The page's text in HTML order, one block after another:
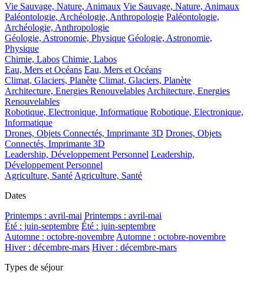
Vie Sauvage, Nature, Animaux Vie Sauvage, Nature, Animaux
Paléontologie, Archéologie, Anthropologie Paléontologie,
Archéologie, Anthropologie
Géologie, Astronomie, Physique Géologie, Astronomie,
Physique
Chimie, Labos Chimie, Labos
Eau, Mers et Océans Eau, Mers et Océans
Climat, Glaciers, Planète Climat, Glaciers, Planète
Architecture, Energies Renouvelables Architecture, Energies
Renouvelables
Robotique, Electronique, Informatique Robotique, Electronique,
Informatique
Drones, Objets Connectés, Imprimante 3D Drones, Objets
Connectés, Imprimante 3D
Leadership, Développement Personnel Leadership,
Développement Personnel
Agriculture, Santé Agriculture, Santé
Dates
Printemps : avril-mai Printemps : avril-mai
Été : juin-septembre Été : juin-septembre
Automne : octobre-novembre Automne : octobre-novembre
Hiver : décembre-mars Hiver : décembre-mars
Types de séjour